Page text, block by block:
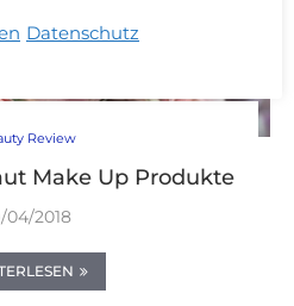
Review
Make Up Produkte
04/2018
Datenschutz